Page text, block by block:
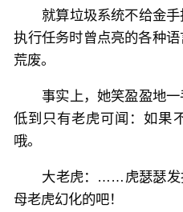
就算垃圾系统不给金
执行任务时曾点亮的各种
荒废。
事实上，她笑盈盈地
低到只有老虎可闻：如果
哦。
大老虎：……虎瑟瑟发
母老虎幻化的吧！